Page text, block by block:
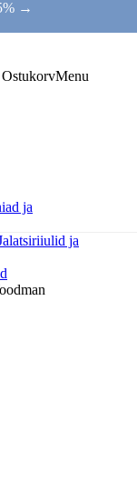
→
OstukorvMenu
ja
ja